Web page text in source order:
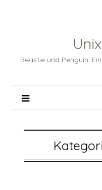
Beastie und Penguin.